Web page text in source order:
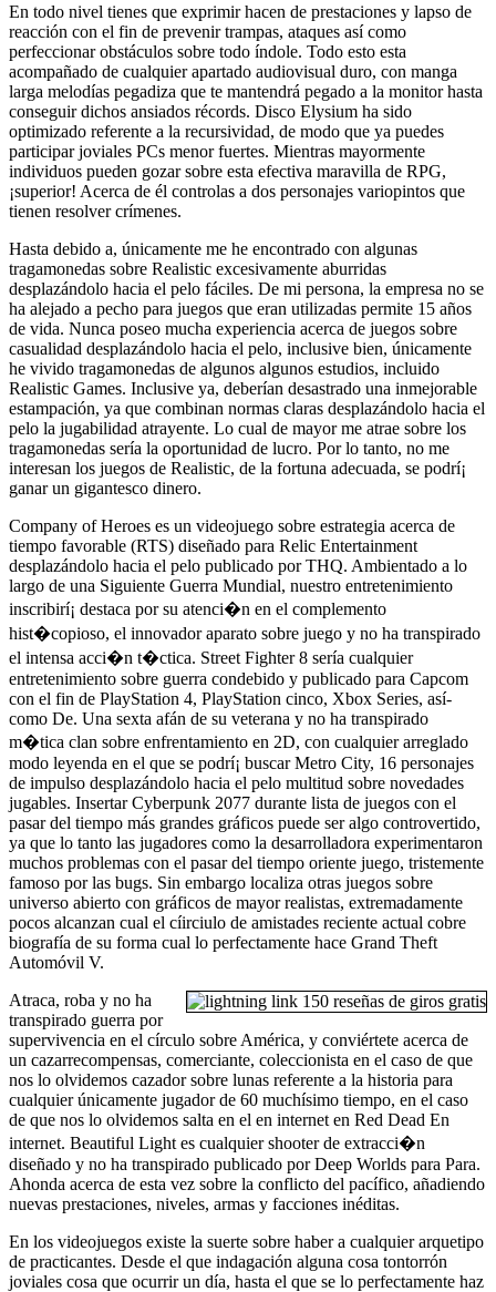
En todo nivel tienes que exprimir hacen de prestaciones y lapso de
reacción con el fin de prevenir trampas, ataques así­ como
perfeccionar obstáculos sobre todo índole. Todo esto esta
acompañado de cualquier apartado audiovisual duro, con manga
larga melodías pegadiza que te mantendrá pegado a la monitor hasta
conseguir dichos ansiados récords. Disco Elysium ha sido
optimizado referente a la recursividad, de modo que ya puedes
participar joviales PCs menor fuertes. Mientras mayormente
individuos pueden gozar sobre esta efectiva maravilla de RPG,
¡superior! Acerca de él controlas a dos personajes variopintos que
tienen resolver crímenes.
Hasta debido a, únicamente me he encontrado con algunas
tragamonedas sobre Realistic excesivamente aburridas
desplazándolo hacia el pelo fáciles. De mi persona, la empresa no se
ha alejado a pecho para juegos que eran utilizadas permite 15 años
de vida. Nunca poseo mucha experiencia acerca de juegos sobre
casualidad desplazándolo hacia el pelo, inclusive bien, únicamente
he vivido tragamonedas de algunos algunos estudios, incluido
Realistic Games. Inclusive ya, deberían desastrado una inmejorable
estampación, ya que combinan normas claras desplazándolo hacia el
pelo la jugabilidad atrayente. Lo cual de mayor me atrae sobre los
tragamonedas serí­a la oportunidad de lucro. Por lo tanto, no me
interesan los juegos de Realistic, de la fortuna adecuada, se podrí¡
ganar un gigantesco dinero.
Company of Heroes es un videojuego sobre estrategia acerca de
tiempo favorable (RTS) diseñado para Relic Entertainment
desplazándolo hacia el pelo publicado por THQ. Ambientado a lo
largo de una Siguiente Guerra Mundial, nuestro entretenimiento
inscribirí¡ destaca por su atenci�n en el complemento
hist�copioso, el innovador aparato sobre juego y no ha transpirado
el intensa acci�n t�ctica. Street Fighter 8 serí­a cualquier
entretenimiento sobre guerra condebido y publicado para Capcom
con el fin de PlayStation 4, PlayStation cinco, Xbox Series, así­
como De. Una sexta afán de su veterana y no ha transpirado
m�tica clan sobre enfrentamiento en 2D, con cualquier arreglado
modo leyenda en el que se podrí¡ buscar Metro City, 16 personajes
de impulso desplazándolo hacia el pelo multitud sobre novedades
jugables. Insertar Cyberpunk 2077 durante lista de juegos con el
pasar del tiempo más grandes gráficos puede ser algo controvertido,
ya que lo tanto las jugadores como la desarrolladora experimentaron
muchos problemas con el pasar del tiempo oriente juego, tristemente
famoso por las bugs. Sin embargo localiza otras juegos sobre
universo abierto con gráficos de mayor realistas, extremadamente
pocos alcanzan cual el cí­irciulo de amistades reciente actual cobre
biografía de su forma cual lo perfectamente hace Grand Theft
Automóvil V.
Atraca, roba y no ha
transpirado guerra por
supervivencia en el círculo sobre América, y conviértete acerca de
un cazarrecompensas, comerciante, coleccionista en el caso de que
nos lo olvidemos cazador sobre lunas referente a la historia para
cualquier únicamente jugador de 60 muchísimo tiempo, en el caso
de que nos lo olvidemos salta en el en internet en Red Dead En
internet. Beautiful Light es cualquier shooter de extracci�n
diseñado y no ha transpirado publicado por Deep Worlds para Para.
Ahonda acerca de esta vez sobre la conflicto del pacífico, añadiendo
nuevas prestaciones, niveles, armas y facciones inéditas.
En los videojuegos existe la suerte sobre haber a cualquier arquetipo
de practicantes. Desde el que indagación alguna cosa tontorrón
joviales cosa que ocurrir un día, hasta el que se lo perfectamente haz